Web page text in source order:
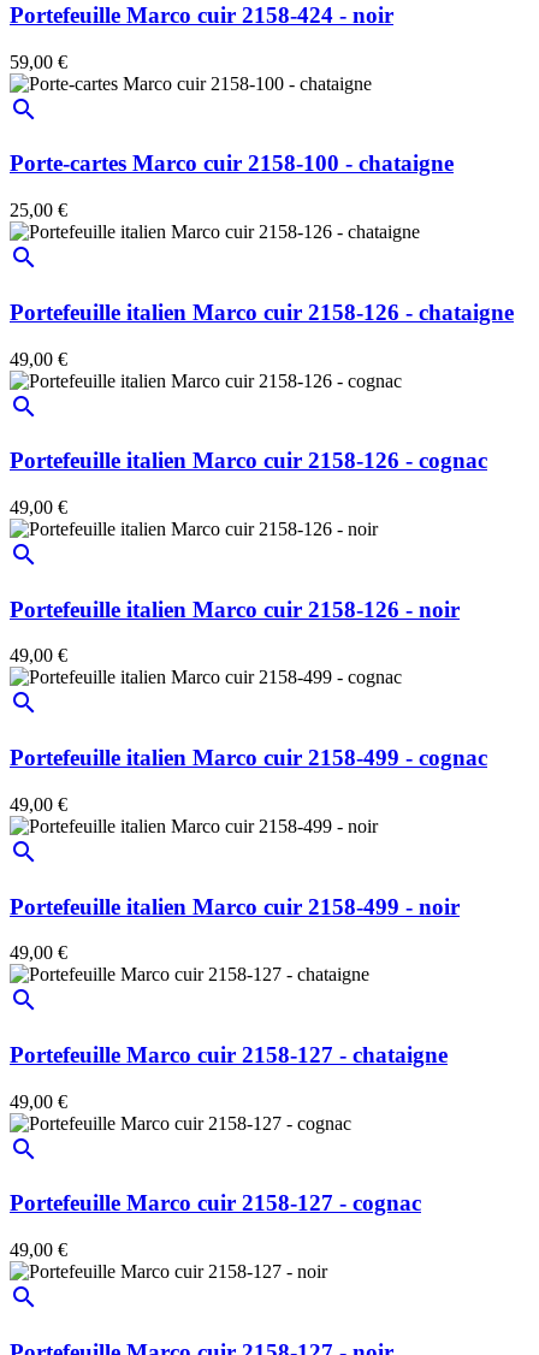
Portefeuille Marco cuir 2158-424 - noir
59,00 €
search
Porte-cartes Marco cuir 2158-100 - chataigne
25,00 €
search
Portefeuille italien Marco cuir 2158-126 - chataigne
49,00 €
search
Portefeuille italien Marco cuir 2158-126 - cognac
49,00 €
search
Portefeuille italien Marco cuir 2158-126 - noir
49,00 €
search
Portefeuille italien Marco cuir 2158-499 - cognac
49,00 €
search
Portefeuille italien Marco cuir 2158-499 - noir
49,00 €
search
Portefeuille Marco cuir 2158-127 - chataigne
49,00 €
search
Portefeuille Marco cuir 2158-127 - cognac
49,00 €
search